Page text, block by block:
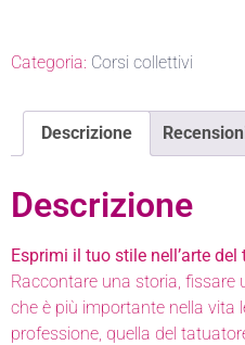
Categoria: Corsi collettivi
Descrizione
Descrizione
Esprimi il tuo stile nell’arte del
Raccontare una storia, fissare
che è più importante nella vita
professione, quella del